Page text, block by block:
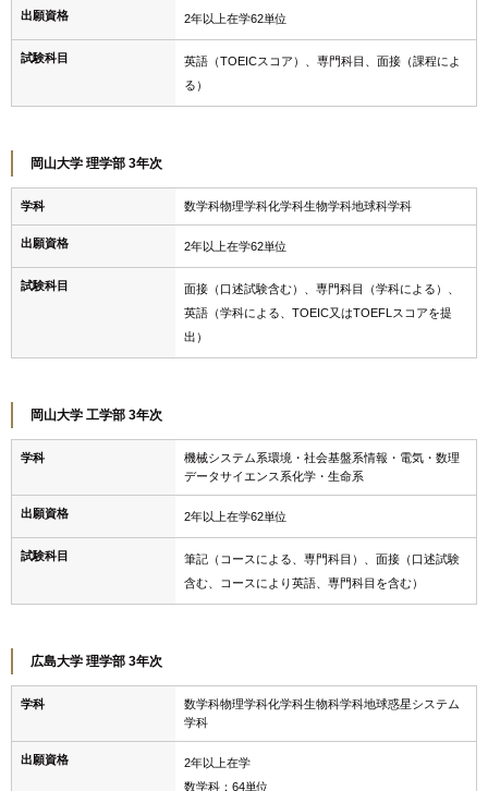
出願資格 2年以上在学62単位
試験科目
英語（TOEICスコア）、専門科目、面接（課程によ
る）
岡山大学 理学部 3年次
学科 数学科物理学科化学科生物学科地球科学科
出願資格 2年以上在学62単位
試験科目
面接（口述試験含む）、専門科目（学科による）、
英語（学科による、TOEIC又はTOEFLスコアを提
出）
岡山大学 工学部 3年次
学科
機械システム系環境・社会基盤系情報・電気・数理
データサイエンス系化学・生命系
出願資格 2年以上在学62単位
試験科目
筆記（コースによる、専門科目）、面接（口述試験
含む、コースにより英語、専門科目を含む）
広島大学 理学部 3年次
学科
数学科物理学科化学科生物科学科地球惑星システム
学科
出願資格
2年以上在学
数学科：64単位